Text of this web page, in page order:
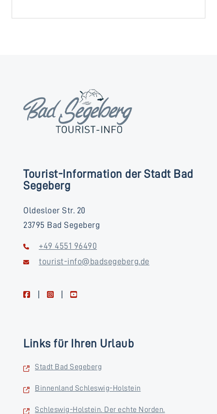
Tourist-Information der Stadt Bad
Segeberg
Oldesloer Str. 20
23795 Bad Segeberg
+49 4551 96490
tourist-info@badsegeberg.de
facebookinstagramyoutube
Links für Ihren Urlaub
Stadt Bad Segeberg
Binnenland Schleswig-Holstein
Schleswig-Holstein. Der echte Norden.